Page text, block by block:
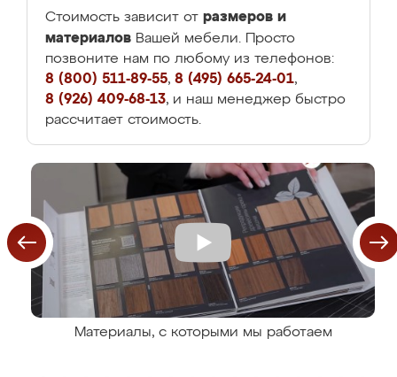
Стоимость зависит от размеров и
материалов Вашей мебели. Просто
позвоните нам по любому из телефонов:
8 (800) 511-89-55, 8 (495) 665-24-01,
8 (926) 409-68-13, и наш менеджер быстро
рассчитает стоимость.
Материалы, с которыми мы работаем